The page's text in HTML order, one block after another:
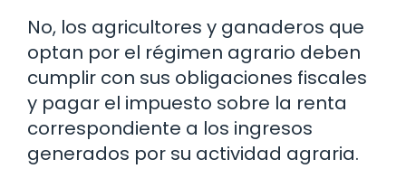
No, los agricultores y ganaderos que
optan por el régimen agrario deben
cumplir con sus obligaciones fiscales
y pagar el impuesto sobre la renta
correspondiente a los ingresos
generados por su actividad agraria.